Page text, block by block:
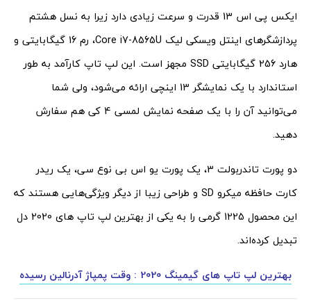
ایکس پی اس 13 قدرت و سرعت زیادی دارد زیرا به نسل هشتم
پردازشگرهای اینتل ویسکی لیک Core i7-8565U، رم 16 گیگابایتی و
هارد 256 گیگابایتی SSD مجهز است. این لپ تاپ کارآمد به طور
استاندارد با یک نمایشگر 13 اینچی ارائه می‌شود، ولی شما
می‌توانید آن را با یک صفحه نمایش لمسی 4 کی هم سفارش
دهید.
دو پورت تاندربولت 3، یک پورت یو اس بی نوع سی، یک ریدر
کارت حافظه میکرو SD و طراحی زیبا از دیگر ویژگی‌هایی هستند که
این محصول 1225 گرمی را به یکی از بهترین لپ تاپ های 2020 دل
تبدیل کرده‌اند.
بهترین لپ تاپ های گیمینگ 2020 : وقت پمپاژ آدرنالین رسیده